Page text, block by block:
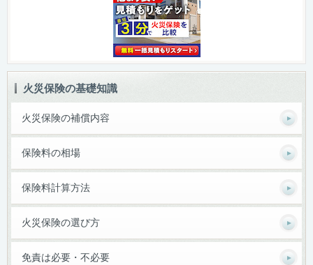
火災保険の基礎知識
火災保険の補償内容
保険料の相場
保険料計算方法
火災保険の選び方
免責は必要・不必要